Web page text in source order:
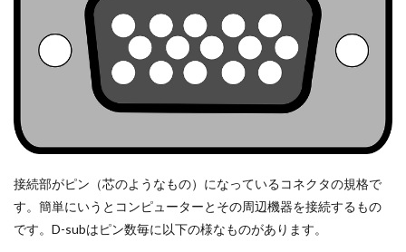
接続部がピン（芯のようなもの）になっているコネクタの規格で
す。簡単にいうとコンピューターとその周辺機器を接続するもの
です。D-subはピン数毎に以下の様なものがあります。